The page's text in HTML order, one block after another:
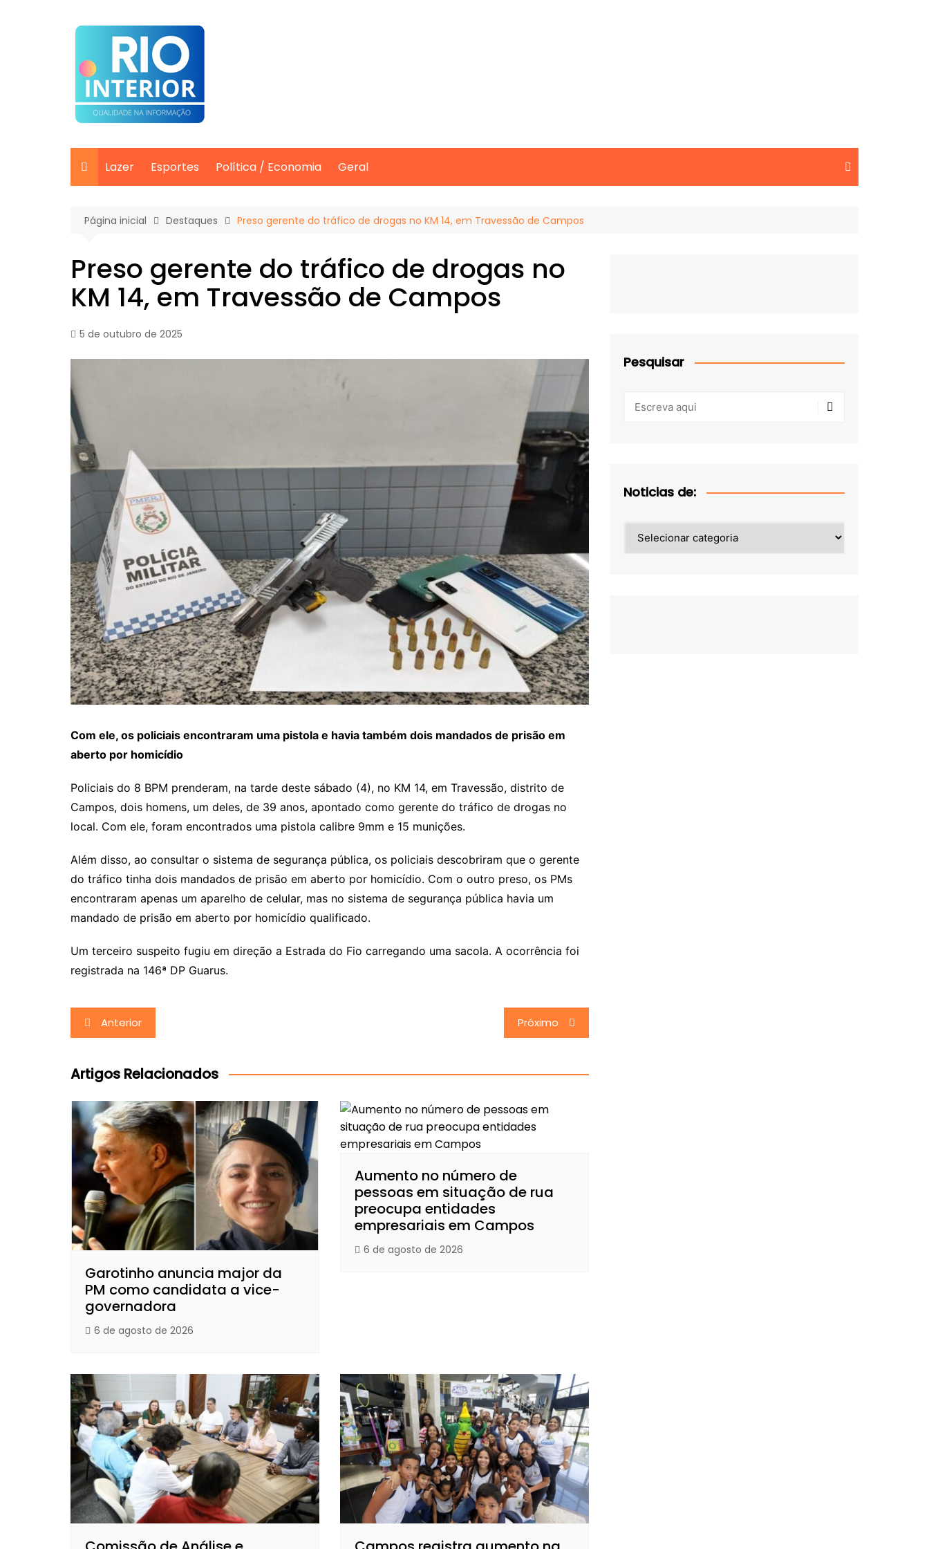
Lazer Esportes Política / Economia Geral
Página inicial Destaques Preso gerente do tráfico de drogas no KM 14, em Travessão de Campos
Preso gerente do tráfico de drogas no
KM 14, em Travessão de Campos
5 de outubro de 2025
Com ele, os policiais encontraram uma pistola e havia também dois mandados de prisão em
aberto por homicídio
Policiais do 8 BPM prenderam, na tarde deste sábado (4), no KM 14, em Travessão, distrito de
Campos, dois homens, um deles, de 39 anos, apontado como gerente do tráfico de drogas no
local. Com ele, foram encontrados uma pistola calibre 9mm e 15 munições.
Além disso, ao consultar o sistema de segurança pública, os policiais descobriram que o gerente
do tráfico tinha dois mandados de prisão em aberto por homicídio. Com o outro preso, os PMs
encontraram apenas um aparelho de celular, mas no sistema de segurança pública havia um
mandado de prisão em aberto por homicídio qualificado.
Um terceiro suspeito fugiu em direção a Estrada do Fio carregando uma sacola. A ocorrência foi
registrada na 146ª DP Guarus.
Navegação
de
Post
Anterior Próximo
Artigos Relacionados
Garotinho anuncia major da
PM como candidata a vice-
governadora
6 de agosto de 2026
Aumento no número de
pessoas em situação de rua
preocupa entidades
empresariais em Campos
6 de agosto de 2026
Pesquisar
Noticias de:
de: